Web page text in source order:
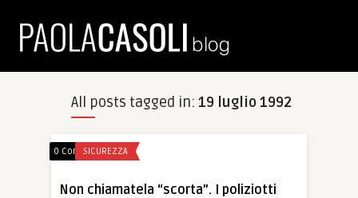
All posts tagged in: 19 luglio 1992
0 Comments
SICUREZZA
Non chiamatela “scorta”. I poliziotti